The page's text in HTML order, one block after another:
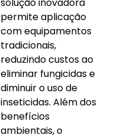
permite aplicação
com equipamentos
tradicionais,
reduzindo custos ao
eliminar fungicidas e
diminuir o uso de
inseticidas. Além dos
benefícios
ambientais, o